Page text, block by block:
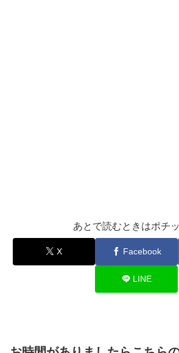
あとで読むときはポチ
X Facebook
LINE